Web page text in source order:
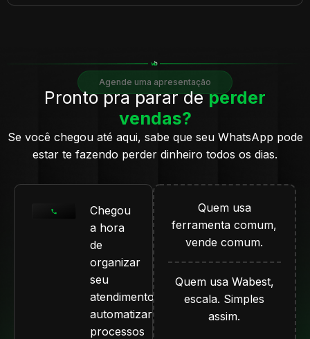
Agende uma apresentação
Pronto pra parar deperder
vendas?
Se você chegou até aqui, sabe que seu WhatsApp pode
estar te fazendo perder dinheiro todos os dias.
Chegou
a hora
de
organizar
seu
atendimento,
automatizar
processos
Quem usa
ferramenta comum,
vende comum.
Quem usa Wabest,
escala. Simples
assim.